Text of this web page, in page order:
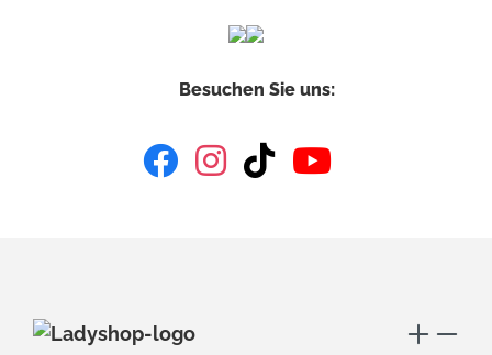
Besuchen Sie uns: